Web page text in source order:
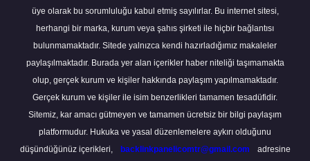
üye olarak bu sorumluluğu kabul etmiş sayılırlar. Bu internet sitesi,
herhangi bir marka, kurum veya şahıs şirketi ile hiçbir bağlantısı
bulunmamaktadır. Sitede yalnızca kendi hazırladığımız makaleler
paylaşılmaktadır. Burada yer alan içerikler haber niteliği taşımamakta
olup, gerçek kurum ve kişiler hakkında paylaşım yapılmamaktadır.
Gerçek kurum ve kişiler ile isim benzerlikleri tamamen tesadüfidir.
Sitemiz, kar amacı gütmeyen ve tamamen ücretsiz bir bilgi paylaşım
platformudur. Hukuka ve yasal düzenlemelere aykırı olduğunu
düşündüğünüz içerikleri,
backlinkpanelicomtr@gmail.com adresine